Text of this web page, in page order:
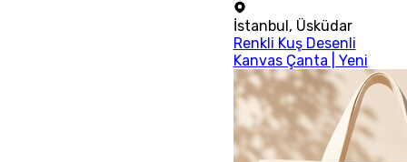
İstanbul, Üsküdar
Renkli Kuş Desenli
Kanvas Çanta | Yeni